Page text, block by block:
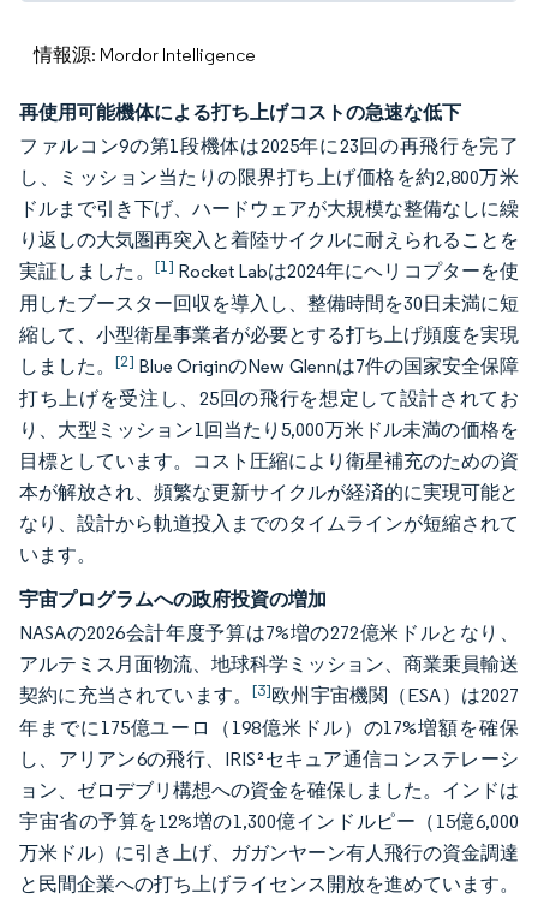
情報源: Mordor Intelligence
再使用可能機体による打ち上げコストの急速な低下
ファルコン9の第1段機体は2025年に23回の再飛行を完了
し、ミッション当たりの限界打ち上げ価格を約2,800万米
ドルまで引き下げ、ハードウェアが大規模な整備なしに繰
り返しの大気圏再突入と着陸サイクルに耐えられることを
実証しました。 [1] Rocket Labは2024年にヘリコプターを使
用したブースター回収を導入し、整備時間を30日未満に短
縮して、小型衛星事業者が必要とする打ち上げ頻度を実現
しました。[2] Blue OriginのNew Glennは7件の国家安全保障
打ち上げを受注し、25回の飛行を想定して設計されてお
り、大型ミッション1回当たり5,000万米ドル未満の価格を
目標としています。コスト圧縮により衛星補充のための資
本が解放され、頻繁な更新サイクルが経済的に実現可能と
なり、設計から軌道投入までのタイムラインが短縮されて
います。
宇宙プログラムへの政府投資の増加
NASAの2026会計年度予算は7%増の272億米ドルとなり、
アルテミス月面物流、地球科学ミッション、商業乗員輸送
契約に充当されています。[3]欧州宇宙機関（ESA）は2027
年までに175億ユーロ（198億米ドル）の17%増額を確保
し、アリアン6の飛行、IRIS²セキュア通信コンステレーシ
ョン、ゼロデブリ構想への資金を確保しました。インドは
宇宙省の予算を12%増の1,300億インドルピー（15億6,000
万米ドル）に引き上げ、ガガンヤーン有人飛行の資金調達
と民間企業への打ち上げライセンス開放を進めています。